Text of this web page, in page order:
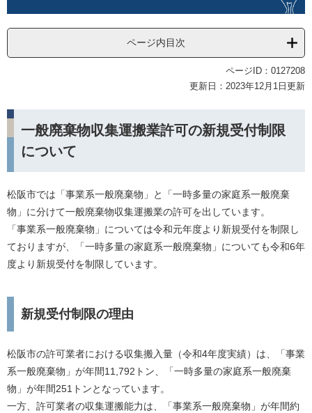
ページ内目次
ページID：0127208
更新日：2023年12月1日更新
一般廃棄物収集運搬業許可の新規受付制限
について
松阪市では「事業系一般廃棄物」と「一時多量の家庭系一般廃棄
物」に分けて一般廃棄物収集運搬業の許可を出しています。
「事業系一般廃棄物」については令和元年度より新規受付を制限し
ておりますが、「一時多量の家庭系一般廃棄物」についても令和6年
度より新規受付を制限しています。
新規受付制限の理由
松阪市の許可業者における収集搬入量（令和4年度実績）は、「事業
系一般廃棄物」が年間11,792トン、「一時多量の家庭系一般廃棄
物」が年間251トンとなっています。
一方、許可業者の収集運搬能力は、「事業系一般廃棄物」が年間約